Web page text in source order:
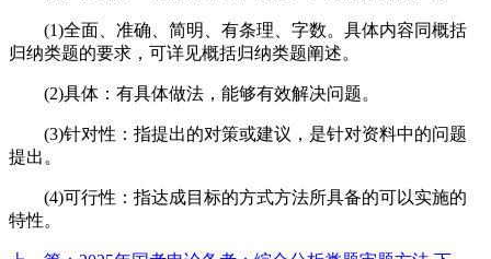
(1)全面、准确、简明、有条理、字数。具体内容同概括
归纳类题的要求，可详见概括归纳类题阐述。
(2)具体：有具体做法，能够有效解决问题。
(3)针对性：指提出的对策或建议，是针对资料中的问题
提出。
(4)可行性：指达成目标的方式方法所具备的可以实施的
特性。